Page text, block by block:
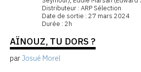
Distributeur : ARP Sélection
Date de sortie : 27 mars 2024
Durée : 2h
AÏNOUZ, TU DORS ?
parJosué Morel